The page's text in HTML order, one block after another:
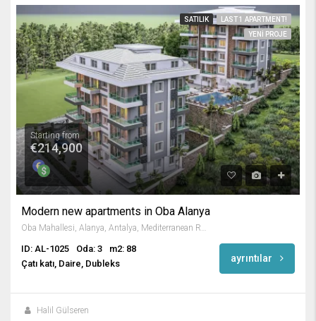
SATILIK
LAST 1 APARTMENT!
YENI PROJE
Starting from
€214,900
Modern new apartments in Oba Alanya
Oba Mahallesi, Alanya, Antalya, Mediterranean Region, Turkey
ID: AL-1025 Oda: 3
m2: 88
Çatı katı, Daire, Dubleks
ayrıntılar
Halil Gülseren